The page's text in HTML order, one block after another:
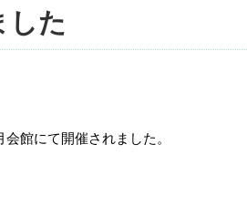
た
館にて開催されました。